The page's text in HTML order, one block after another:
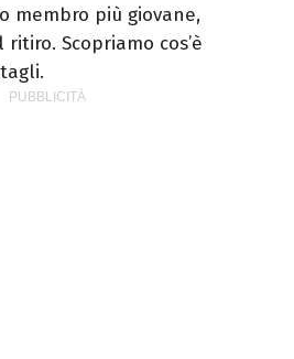
membro più giovane,
Scopriamo cos’è